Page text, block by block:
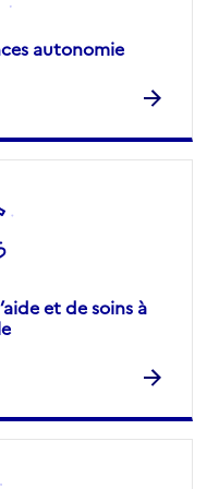
autonomie
et de soins à